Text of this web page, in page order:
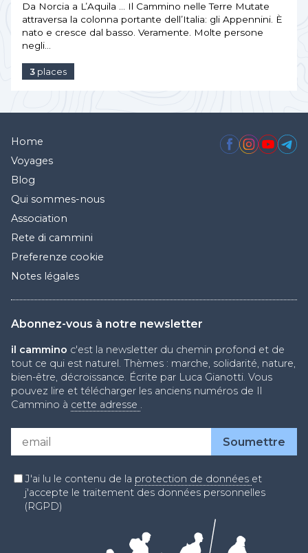
Da Norcia a L’Aquila … Il Cammino nelle Terre Mutate
attraversa la colonna portante dell’Italia: gli Appennini. È
nato e cresce dal basso. Veramente. Molte persone
negli…
3 places
Home
Voyages
Blog
Qui sommes-nous
Association
Rete di cammini
Preferenze cookie
Notes légales
Abonnez-vous à notre newsletter
il cammino c'est la newsletter du chemin profond et de
tout ce qui est naturel. Thèmes : marche, solidarité, nature,
bien-être, décroissance. Écrite par Luca Gianotti. Vous
pouvez lire et télécharger les anciens numéros de Il
Cammino à cette adresse .
J'ai lu le contenu de la protection de données et
j'accepte le traitement des données personnelles
(RGPD)